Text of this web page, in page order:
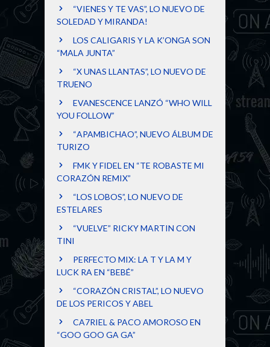
“VIENES Y TE VAS”, LO NUEVO DE
SOLEDAD Y MIRANDA!
LOS CALIGARIS Y LA K’ONGA SON
“MALA JUNTA”
“X UNAS LLANTAS”, LO NUEVO DE
TRUENO
EVANESCENCE LANZÓ “WHO WILL
YOU FOLLOW”
“APAMBICHAO”, NUEVO ÁLBUM DE
TURIZO
FMK Y FIDEL EN “TE ROBASTE MI
CORAZÓN REMIX”
“LOS LOBOS”, LO NUEVO DE
ESTELARES
“VUELVE” RICKY MARTIN CON
TINI
PERFECTO MIX: LA T Y LA M Y
LUCK RA EN “BEBÉ”
“CORAZÓN CRISTAL”, LO NUEVO
DE LOS PERICOS Y ABEL
CA7RIEL & PACO AMOROSO EN
“GOO GOO GA GA”